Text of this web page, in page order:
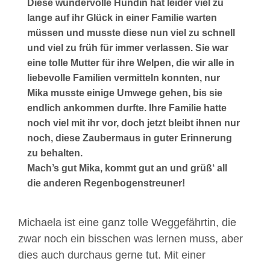
Diese wundervolle Hündin hat leider viel zu
lange auf ihr Glück in einer Familie warten
müssen und musste diese nun viel zu schnell
und viel zu früh für immer verlassen. Sie war
eine tolle Mutter für ihre Welpen, die wir alle in
liebevolle Familien vermitteln konnten, nur
Mika musste einige Umwege gehen, bis sie
endlich ankommen durfte.
Ihre Familie hatte
noch viel mit ihr vor, doch jetzt bleibt ihnen nur
noch, diese Zaubermaus in guter Erinnerung
zu behalten.
Mach’s gut Mika, kommt gut an und grüß‘ all
die anderen Regenbogenstreuner!
Michaela ist eine ganz tolle Weggefährtin, die
zwar noch ein bisschen was lernen muss, aber
dies auch durchaus gerne tut. Mit einer